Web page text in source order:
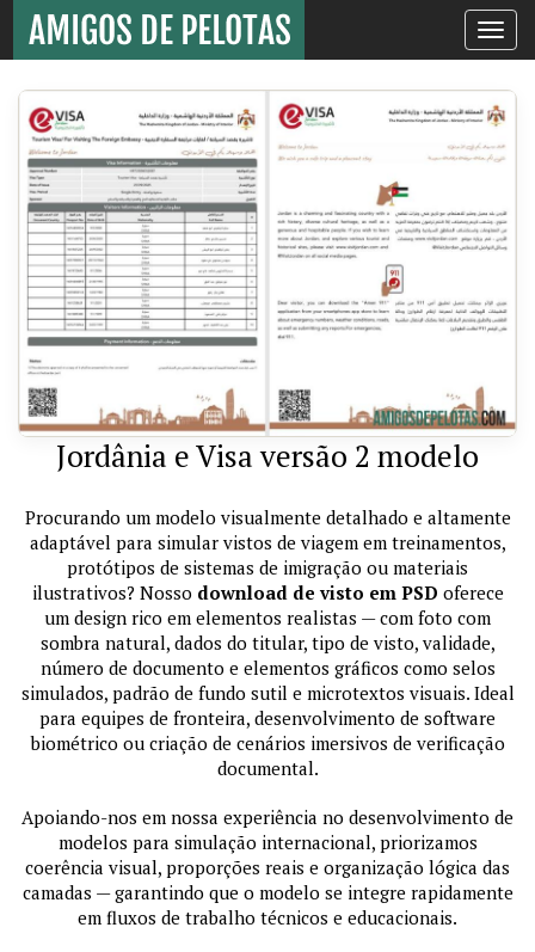
Toggle
Jordânia e Visa versão 2 modelo
Procurando um modelo visualmente detalhado e altamente
adaptável para simular vistos de viagem em treinamentos,
protótipos de sistemas de imigração ou materiais
ilustrativos? Nosso download de visto em PSD oferece
um design rico em elementos realistas — com foto com
sombra natural, dados do titular, tipo de visto, validade,
número de documento e elementos gráficos como selos
simulados, padrão de fundo sutil e microtextos visuais. Ideal
para equipes de fronteira, desenvolvimento de software
biométrico ou criação de cenários imersivos de verificação
documental.
Apoiando-nos em nossa experiência no desenvolvimento de
modelos para simulação internacional, priorizamos
coerência visual, proporções reais e organização lógica das
camadas — garantindo que o modelo se integre rapidamente
em fluxos de trabalho técnicos e educacionais.